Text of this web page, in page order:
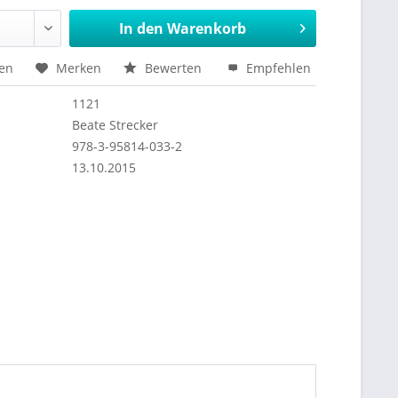
In den Warenkorb
Merken Bewerten Empfehlen
1121
Beate Strecker
978-3-95814-033-2
13.10.2015